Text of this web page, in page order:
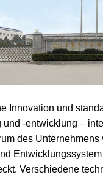
Innovation und
und -entwicklung –
des
Verschiedene